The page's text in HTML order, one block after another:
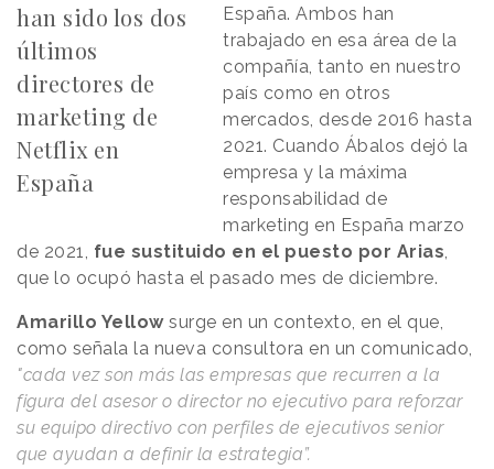
han sido los dos
últimos
directores de
marketing de
Netflix en
España
España. Ambos han
trabajado en esa área de la
compañía, tanto en nuestro
país como en otros
mercados, desde 2016 hasta
2021. Cuando Ábalos dejó la
empresa y la máxima
responsabilidad de
marketing en España marzo
de 2021, fue sustituido en el puesto por Arias
que lo ocupó hasta el pasado mes de diciembre.
Amarillo Yellowsurge en un contexto, en el que,
como señala la nueva consultora en un comunicado,
"cada vez son más las empresas que recurren a la
figura del asesor o director no ejecutivo para reforzar
su equipo directivo con perfiles de ejecutivos senior
que ayudan a definir la estrategia”.